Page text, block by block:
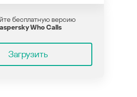
бесплатную версию
Who Calls
Загрузить